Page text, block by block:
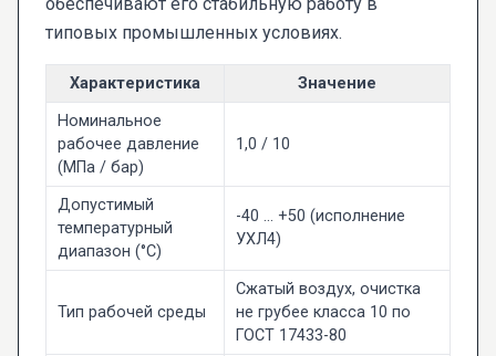
типовых промышленных условиях.
Характеристика
Значение
Номинальное
рабочее давление
(МПа / бар)
1,0 / 10
Допустимый
температурный
диапазон (°C)
-40 ... +50 (исполнение
УХЛ4)
Тип рабочей среды
Сжатый воздух, очистка
не грубее класса 10 по
ГОСТ 17433-80